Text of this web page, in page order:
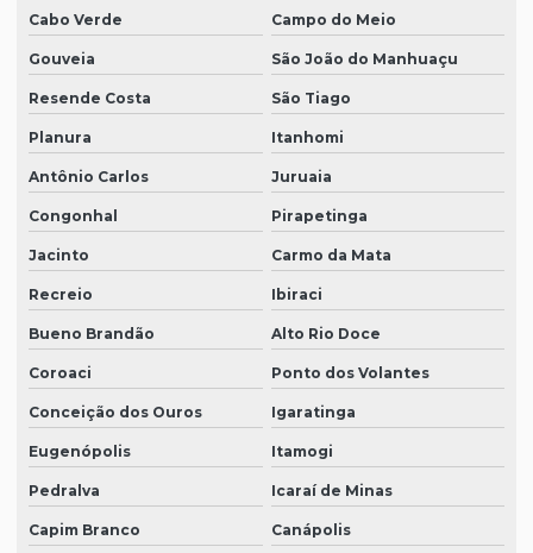
Cabo Verde Campo do Meio
Gouveia São João do Manhuaçu
Resende Costa São Tiago
Planura Itanhomi
Antônio Carlos Juruaia
Congonhal Pirapetinga
Jacinto Carmo da Mata
Recreio Ibiraci
Bueno Brandão Alto Rio Doce
Coroaci Ponto dos Volantes
Conceição dos Ouros Igaratinga
Eugenópolis Itamogi
Pedralva Icaraí de Minas
Capim Branco Canápolis